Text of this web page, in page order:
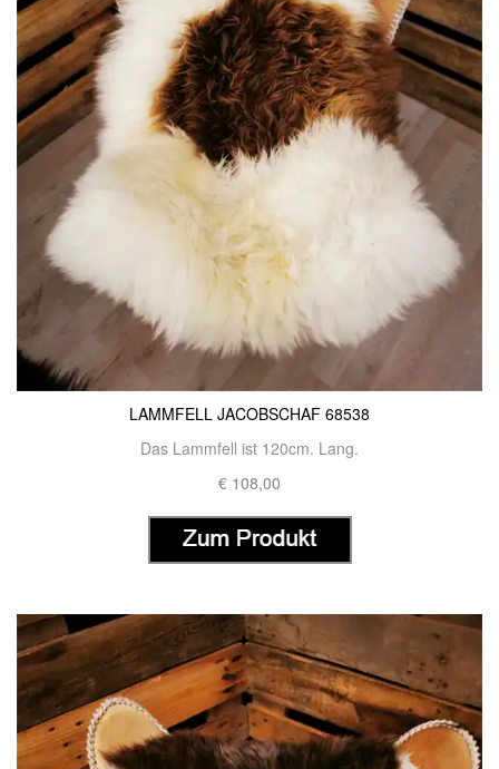
LAMMFELL JACOBSCHAF 68538
Das Lammfell ist 120cm. Lang.
€ 108,00